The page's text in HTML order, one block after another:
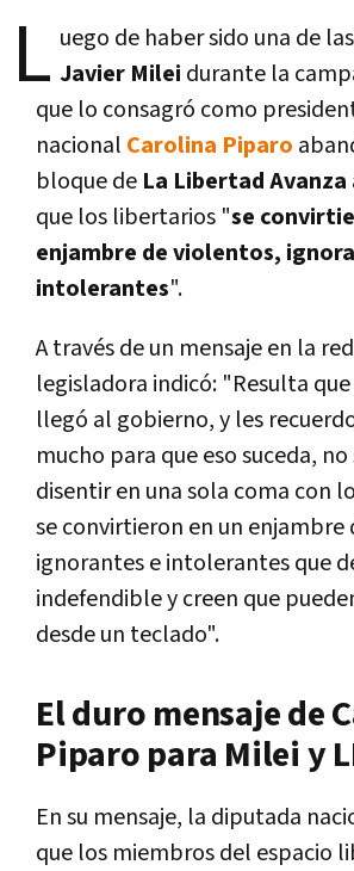
L uego de haber sido una de
Javier Milei durante la
que lo consagró como
nacional Carolina Piparo
bloque de La Libertad Avanza
que los libertarios "se
enjambre de violentos,
intolerantes".
A través de un mensaje en la
legisladora indicó: "Resulta que
llegó al gobierno, y les
mucho para que eso suceda,
disentir en una sola coma con
se convirtieron en un enjambre
ignorantes e intolerantes que
indefendible y creen que
desde un teclado".
El duro mensaje de
Piparo para Milei y
En su mensaje, la diputada
que los miembros del espacio